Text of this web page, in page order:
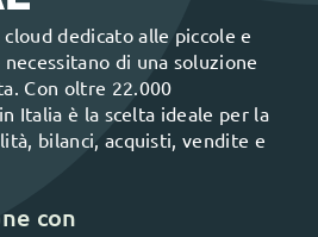
dedicato alle piccole e
di una soluzione
Con oltre 22.000
Italia è la scelta ideale per la
bilanci, acquisti, vendite e
con